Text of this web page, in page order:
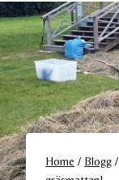
Home / Blogg /